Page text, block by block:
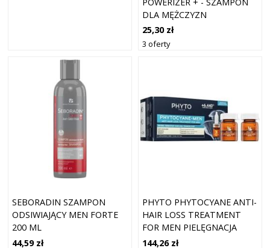
DLA MĘŻCZYZN
ZAPOBIEGAJĄCY
WYPADANIU WŁOSÓW, 250
25,30 zł
3 oferty
SEBORADIN SZAMPON
ODSIWIAJĄCY MEN FORTE
200 ML
44,59 zł
PHYTO PHYTOCYANE ANTI-
HAIR LOSS TREATMENT
FOR MEN PIELĘGNACJA
WSPIERAJĄCA POROST
144,26 zł